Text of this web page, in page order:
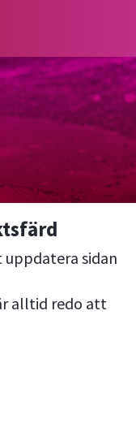
sidan
alltid redo att